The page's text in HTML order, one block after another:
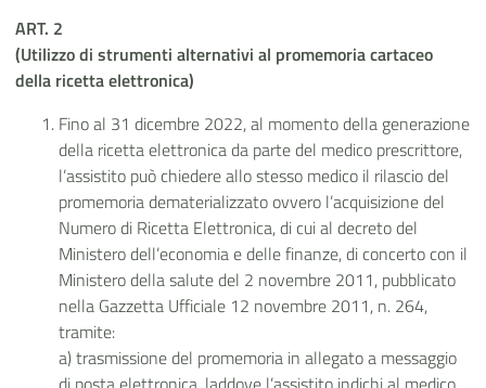
ART. 2
(Utilizzo di strumenti alternativi al promemoria cartaceo
della ricetta elettronica)
Fino al 31 dicembre 2022, al momento della generazione
della ricetta elettronica da parte del medico prescrittore,
l’assistito può chiedere allo stesso medico il rilascio del
promemoria dematerializzato ovvero l’acquisizione del
Numero di Ricetta Elettronica, di cui al decreto del
Ministero dell’economia e delle finanze, di concerto con il
Ministero della salute del 2 novembre 2011, pubblicato
nella Gazzetta Ufficiale 12 novembre 2011, n. 264,
tramite:
a) trasmissione del promemoria in allegato a messaggio